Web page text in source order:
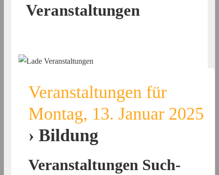
Veranstaltungen
Veranstaltungen für
Montag, 13. Januar 2025
› Bildung
Veranstaltungen Such-